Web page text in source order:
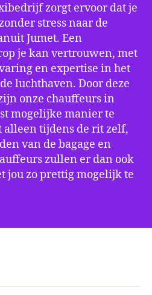
zorgt ervoor dat je
stress naar de
Jumet. Een
je kan vertrouwen, met
en expertise in het
luchthaven. Door deze
onze chauffeurs in
mogelijke manier te
tijdens de rit zelf,
van de bagage en
zullen er dan ook
jou zo prettig mogelijk te